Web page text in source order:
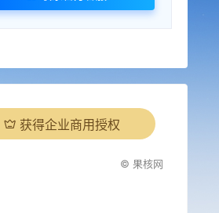
获得企业商用授权
© 果核网